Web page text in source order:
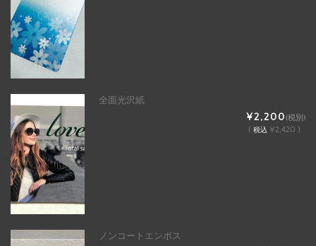
全面光沢紙
¥2,200(税別)
( 税込 ¥2,420 )
ノンコートエンボス